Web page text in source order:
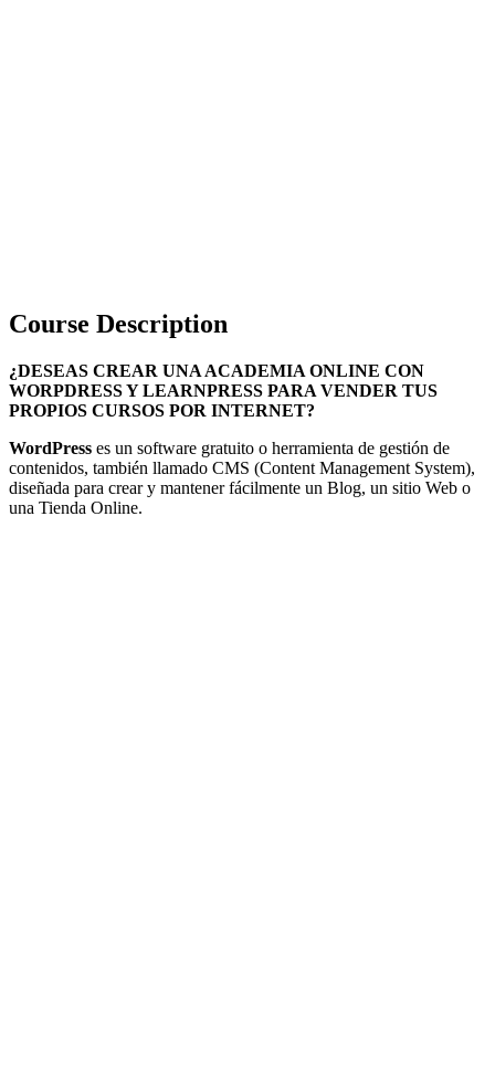
Course Description
¿DESEAS CREAR UNA ACADEMIA ONLINE CON
WORPDRESS Y LEARNPRESS PARA VENDER TUS
PROPIOS CURSOS POR INTERNET?
WordPress es un software gratuito o herramienta de gestión de
contenidos, también llamado CMS (Content Management System),
diseñada para crear y mantener fácilmente un Blog, un sitio Web o
una Tienda Online.